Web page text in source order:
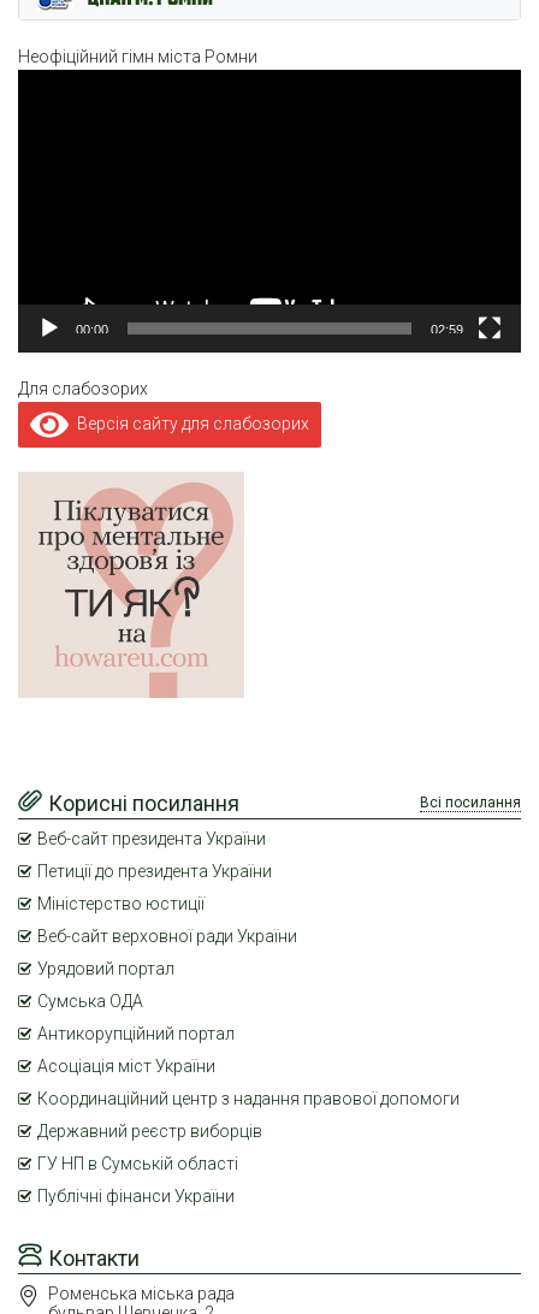
Неофіційний гімн міста Ромни
00:00 02:59
Для слабозорих
Версія сайту для слабозорих
Контакти
Роменська міська рада
Корисні посилання Всі посилання
Веб-сайт президента України
Петиції до президента України
Міністерство юстиції
Веб-сайт верховної ради України
Урядовий портал
Сумська ОДА
Антикорупційний портал
Асоціація міст України
Координаційний центр з надання правової допомоги
Державний реєстр виборців
ГУ НП в Сумській області
Публічні фінанси України